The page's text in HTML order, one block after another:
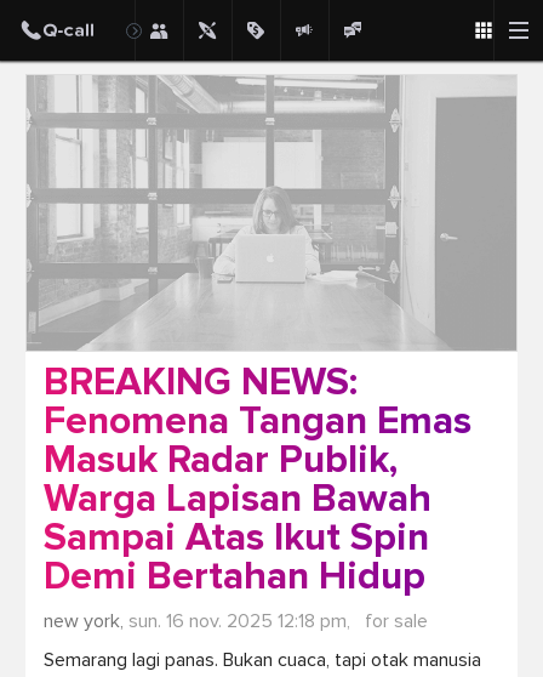
BREAKING NEWS:
Fenomena Tangan Emas
Masuk Radar Publik,
Warga Lapisan Bawah
Sampai Atas Ikut Spin
Demi Bertahan Hidup
new york, sun. 16 nov. 2025 12:18 pm,
for sale
Semarang lagi panas. Bukan cuaca, tapi otak manusia
Post